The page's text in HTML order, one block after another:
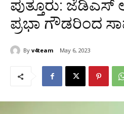
ಪುತ್ತೂರು: ಜೆಡಿಎಸ್
ಪ್ರಭಾ ಗೌಡರಿಂದ
By v4team May 6, 2023